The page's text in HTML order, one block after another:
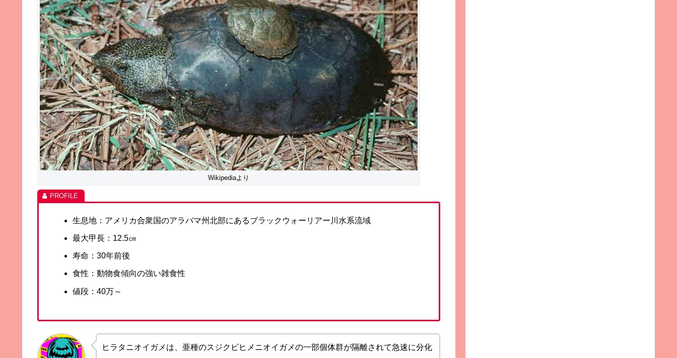
Wikipediaより
生息地：アメリカ合衆国のアラバマ州北部にあるブラックウォーリアー川水系流域
最大甲長：12.5㎝
寿命：30年前後
食性：動物食傾向の強い雑食性
値段：40万～
ヒラタニオイガメは、亜種のスジクビヒメニオイガメの一部個体群が隔離されて急速に分化